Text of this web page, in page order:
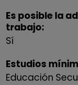
Es posible la
trabajo:
Sí
Estudios
Educación